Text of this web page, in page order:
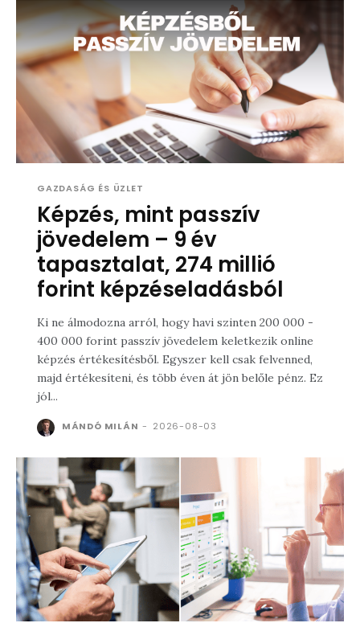
GAZDASÁG ÉS ÜZLET
Képzés, mint passzív
jövedelem – 9 év
tapasztalat, 274 millió
forint képzéseladásból
Ki ne álmodozna arról, hogy havi szinten 200 000 -
400 000 forint passzív jövedelem keletkezik online
képzés értékesítésből. Egyszer kell csak felvenned,
majd értékesíteni, és több éven át jön belőle pénz. Ez
jól...
MÁNDÓ MILÁN - 2026-08-03